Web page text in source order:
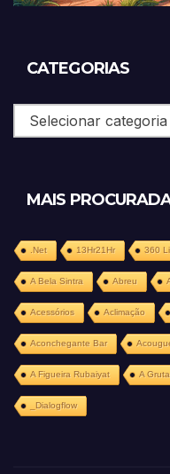
CATEGORIAS
Categorias
MAIS
.Net 13Hr21Hr 360
A Bela Sintra Abreu
Acessórios Aclimação
Aconchegante Bar
A Figueira Rubaiyat A
_Dialogflow